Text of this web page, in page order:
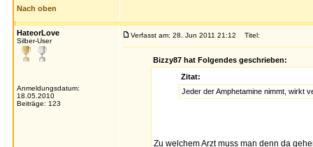
Nach oben
HateorLove
Silber-User
Anmeldungsdatum:
18.05.2010
Beiträge: 123
Verfasst am: 28. Jun 2011 21:12 Titel:
Bizzy87 hat Folgendes geschrieben:
Zitat:
Jeder der Amphetamine nimmt, wirkt
Zu welchem Arzt muss man denn da